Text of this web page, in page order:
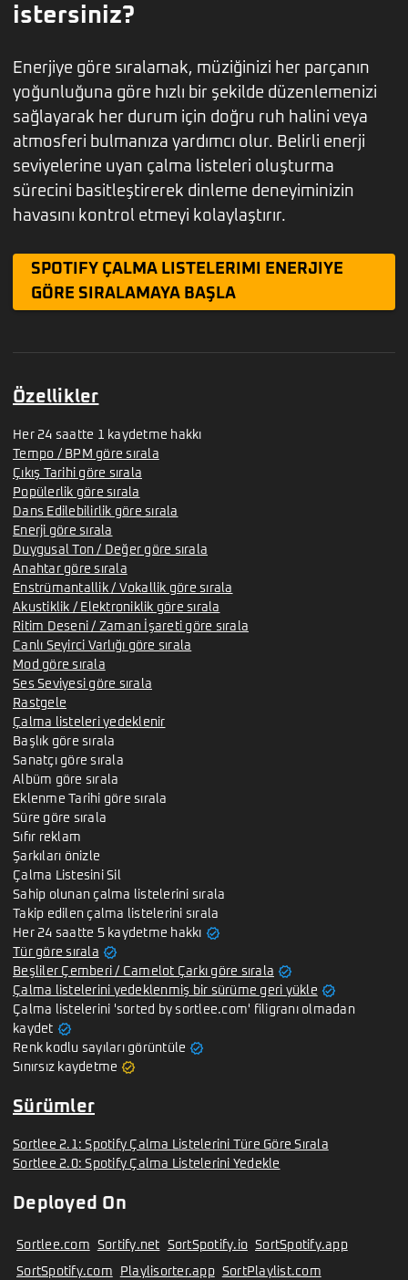
istersiniz?
Enerjiye göre sıralamak, müziğinizi her parçanın
yoğunluğuna göre hızlı bir şekilde düzenlemenizi
sağlayarak her durum için doğru ruh halini veya
atmosferi bulmanıza yardımcı olur. Belirli enerji
seviyelerine uyan çalma listeleri oluşturma
sürecini basitleştirerek dinleme deneyiminizin
havasını kontrol etmeyi kolaylaştırır.
SPOTIFY ÇALMA LISTELERIMI ENERJIYE
GÖRE SIRALAMAYA BAŞLA
Özellikler
Her 24 saatte 1 kaydetme hakkı
Tempo / BPM göre sırala
Çıkış Tarihi göre sırala
Popülerlik göre sırala
Dans Edilebilirlik göre sırala
Enerji göre sırala
Duygusal Ton / Değer göre sırala
Anahtar göre sırala
Enstrümantallik / Vokallik göre sırala
Akustiklik / Elektroniklik göre sırala
Ritim Deseni / Zaman İşareti göre sırala
Canlı Seyirci Varlığı göre sırala
Mod göre sırala
Ses Seviyesi göre sırala
Rastgele
Çalma listeleri yedeklenir
Başlık göre sırala
Sanatçı göre sırala
Albüm göre sırala
Eklenme Tarihi göre sırala
Süre göre sırala
Sıfır reklam
Şarkıları önizle
Çalma Listesini Sil
Sahip olunan çalma listelerini sırala
Takip edilen çalma listelerini sırala
Her 24 saatte 5 kaydetme hakkı verified
Tür göre sırala verified
Beşliler Çemberi / Camelot Çarkı göre sırala verified
Çalma listelerini yedeklenmiş bir sürüme geri yükle verified
Çalma listelerini 'sorted by sortlee.com' filigranı olmadan
kaydet verified
Renk kodlu sayıları görüntüle verified
Sınırsız kaydetme verified
Sürümler
Sortlee 2.1: Spotify Çalma Listelerini Türe Göre Sırala
Sortlee 2.0: Spotify Çalma Listelerini Yedekle
Deployed On
Sortlee.com Sortify.net SortSpotify.io SortSpotify.app
SortSpotify.com Playlisorter.app SortPlaylist.com